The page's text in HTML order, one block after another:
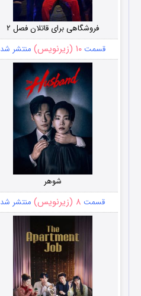
فروشگاهی برای قاتلان فصل ۲
قسمت۱۰ (زیرنویس) منتشر شد
شوهر
قسمت ۸ (زیرنویس) منتشر شد